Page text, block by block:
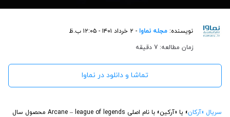
نویسنده: مجله نماوا - ۲ خرداد ۱۴۰۱ - ۱۲:۰۵ ب.ظ
زمان مطالعه: 7 دقیقه
تماشا و دانلود در نماوا
سریال «آرکان » یا «آرکین» با نام اصلی Arcane – league of legends محصول سال